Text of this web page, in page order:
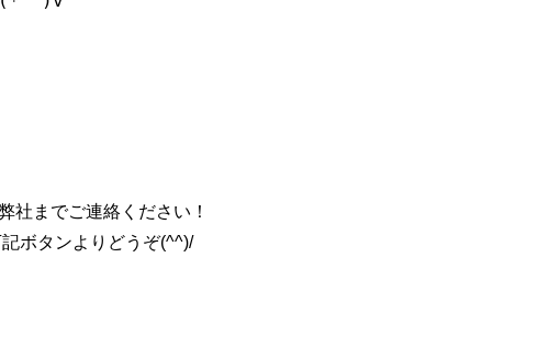
社までご連絡ください！
ボタンよりどうぞ(^^)/